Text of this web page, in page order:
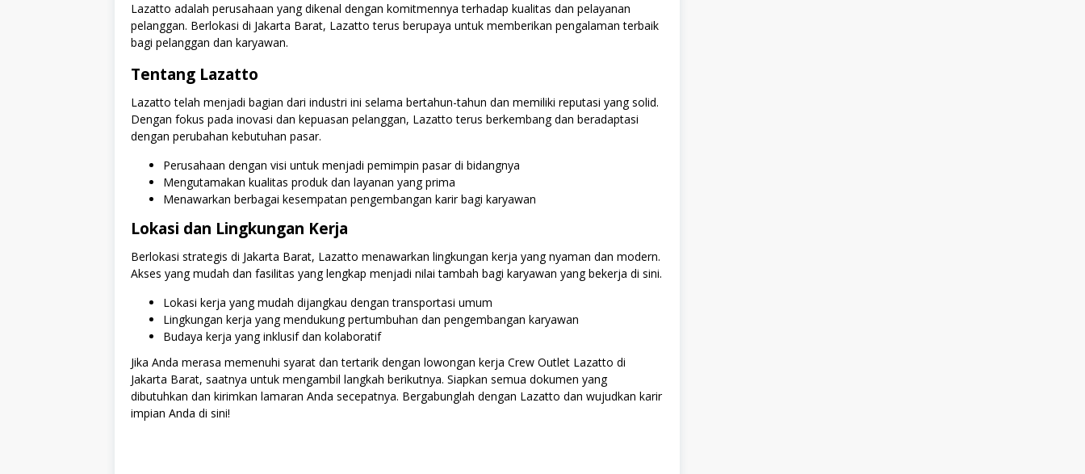
Lazatto adalah perusahaan yang dikenal dengan komitmennya terhadap kualitas dan pelayanan
pelanggan. Berlokasi di Jakarta Barat, Lazatto terus berupaya untuk memberikan pengalaman terbaik
bagi pelanggan dan karyawan.
Tentang Lazatto
Lazatto telah menjadi bagian dari industri ini selama bertahun-tahun dan memiliki reputasi yang solid.
Dengan fokus pada inovasi dan kepuasan pelanggan, Lazatto terus berkembang dan beradaptasi
dengan perubahan kebutuhan pasar.
Perusahaan dengan visi untuk menjadi pemimpin pasar di bidangnya
Mengutamakan kualitas produk dan layanan yang prima
Menawarkan berbagai kesempatan pengembangan karir bagi karyawan
Lokasi dan Lingkungan Kerja
Berlokasi strategis di Jakarta Barat, Lazatto menawarkan lingkungan kerja yang nyaman dan modern.
Akses yang mudah dan fasilitas yang lengkap menjadi nilai tambah bagi karyawan yang bekerja di sini.
Lokasi kerja yang mudah dijangkau dengan transportasi umum
Lingkungan kerja yang mendukung pertumbuhan dan pengembangan karyawan
Budaya kerja yang inklusif dan kolaboratif
Jika Anda merasa memenuhi syarat dan tertarik dengan lowongan kerja Crew Outlet Lazatto di
Jakarta Barat, saatnya untuk mengambil langkah berikutnya. Siapkan semua dokumen yang
dibutuhkan dan kirimkan lamaran Anda secepatnya. Bergabunglah dengan Lazatto dan wujudkan karir
impian Anda di sini!